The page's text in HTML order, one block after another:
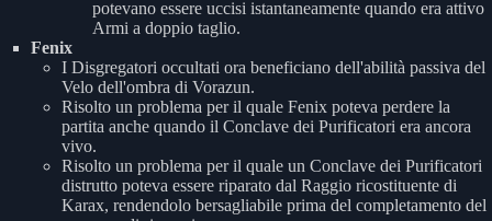
potevano essere uccisi istantaneamente quando era attivo
Armi a doppio taglio.
Fenix
I Disgregatori occultati ora beneficiano dell'abilità passiva del
Velo dell'ombra di Vorazun.
Risolto un problema per il quale Fenix poteva perdere la
partita anche quando il Conclave dei Purificatori era ancora
vivo.
Risolto un problema per il quale un Conclave dei Purificatori
distrutto poteva essere riparato dal Raggio ricostituente di
Karax, rendendolo bersagliabile prima del completamento del